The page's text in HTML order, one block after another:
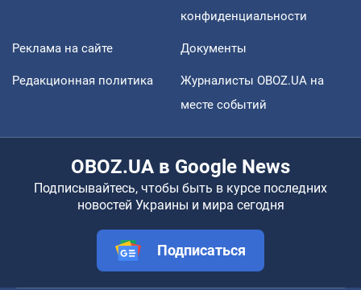
конфиденциальности
Реклама на сайте Документы
Редакционная политика
Журналисты OBOZ.UA на
месте событий
OBOZ.UA в Google News
Подписывайтесь, чтобы быть в курсе последних
новостей Украины и мира сегодня
Подписаться